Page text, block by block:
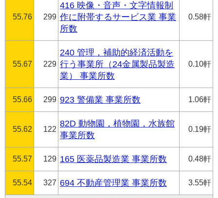
55.76 299
416 映像・音声・文字情報制
作に附帯するサービス業 事業
所数
0.58軒
55.67 229
240 管理，補助的経済活動を
行う事業所（24金属製品製造
業） 事業所数
0.10軒
55.66 299 923 警備業 事業所数 1.06軒
55.62 122
82D 動物園，植物園，水族館
事業所数
0.19軒
55.57 129 165 医薬品製造業 事業所数 0.48軒
55.54 327 694 不動産管理業 事業所数 3.55軒